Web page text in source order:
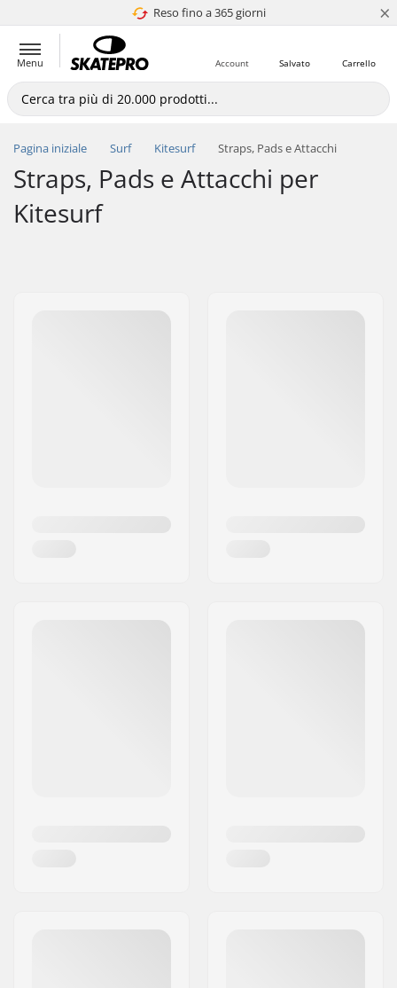
Reso fino a 365 giorni
4.8 di 5 ×
Menu Carrello
Salvato
Account
Pagina iniziale Surf Kitesurf Straps, Pads e Attacchi
Straps, Pads e Attacchi per
Kitesurf